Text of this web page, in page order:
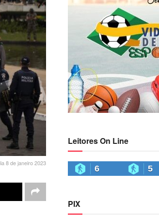
8 de janeiro 2023
Leitores On Line
6 5
PIX